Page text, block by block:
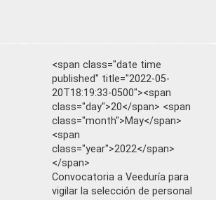
<span class="date time
published" title="2022-05-
20T18:19:33-0500"><span
class="day">20</span> <span
class="month">May</span>
<span
class="year">2022</span>
</span>
Convocatoria a Veeduría para
vigilar la selección de personal